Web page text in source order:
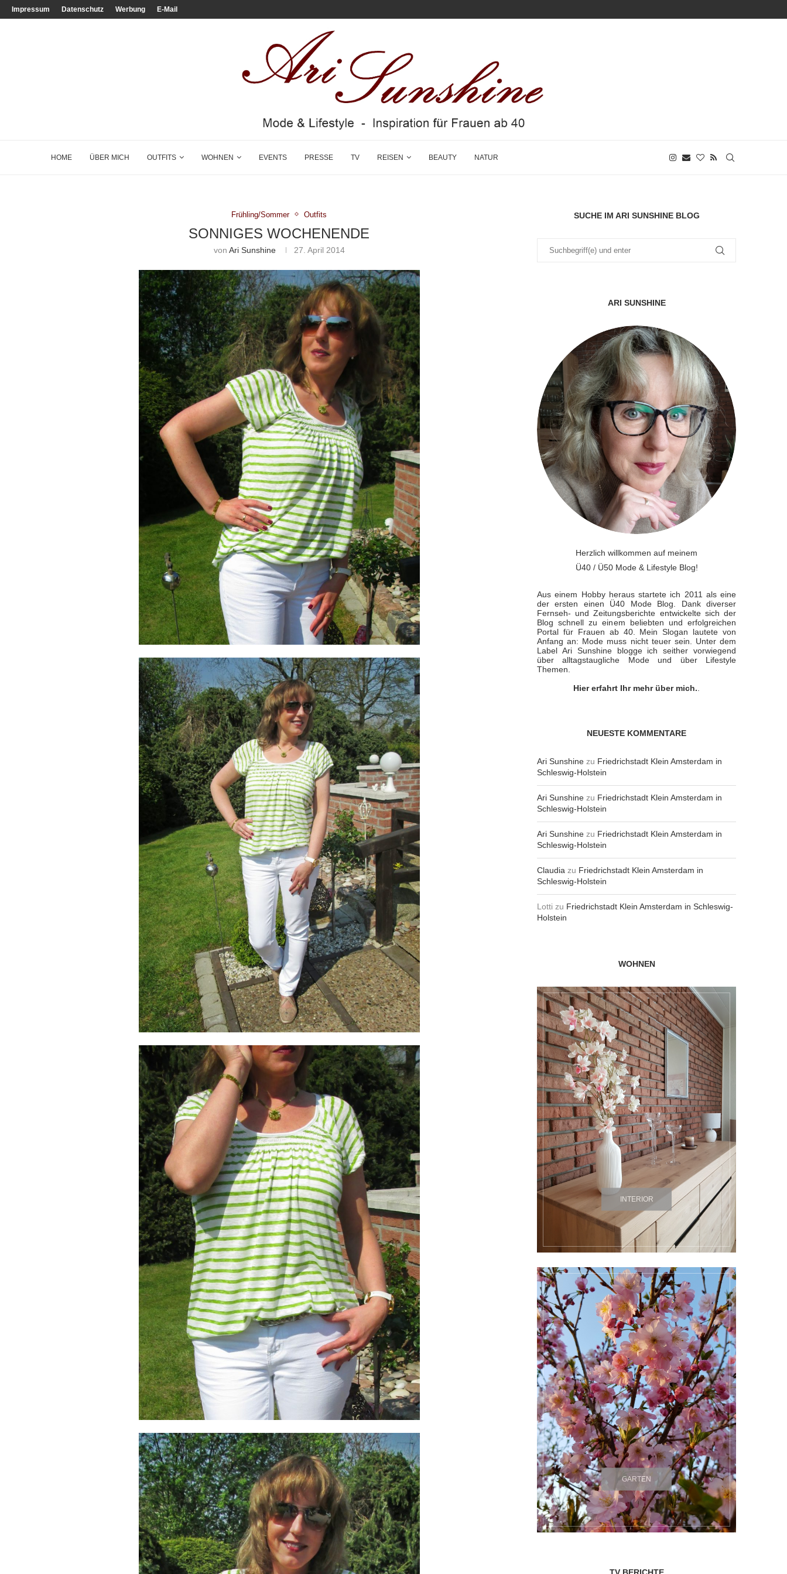
Impressum Datenschutz Werbung E-Mail
HOME ÜBER MICH OUTFITS WOHNEN EVENTS PRESSE TV REISEN BEAUTY NATUR
Frühling/Sommer Outfits
SONNIGES WOCHENENDE
von Ari Sunshine 27. April 2014
SUCHE IM ARI SUNSHINE BLOG
ARI SUNSHINE
Herzlich willkommen auf meinem
Ü40 / Ü50 Mode & Lifestyle Blog!
Aus einem Hobby heraus startete ich 2011 als eine
der ersten einen Ü40 Mode Blog. Dank diverser
Fernseh- und Zeitungsberichte entwickelte sich der
Blog schnell zu einem beliebten und erfolgreichen
Portal für Frauen ab 40. Mein Slogan lautete von
Anfang an: Mode muss nicht teuer sein. Unter dem
Label Ari Sunshine blogge ich seither vorwiegend
über alltagstaugliche Mode und über Lifestyle
Themen.
Hier erfahrt Ihr mehr über mich..
NEUESTE KOMMENTARE
Ari Sunshine zu Friedrichstadt Klein Amsterdam in
Schleswig-Holstein
Ari Sunshine zu Friedrichstadt Klein Amsterdam in
Schleswig-Holstein
Ari Sunshine zu Friedrichstadt Klein Amsterdam in
Schleswig-Holstein
Claudia zu Friedrichstadt Klein Amsterdam in
Schleswig-Holstein
Lotti zu Friedrichstadt Klein Amsterdam in Schleswig-
Holstein
WOHNEN
INTERIOR
GARTEN